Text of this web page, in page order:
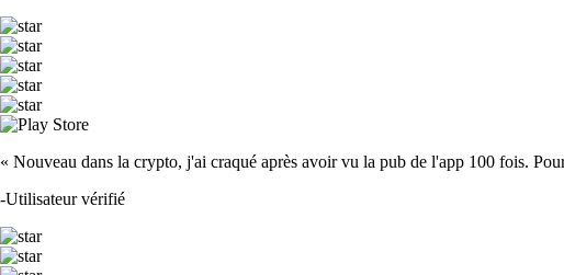
« Nouveau dans la crypto, j'ai craqué après avoir vu la pub de l'app 100 fois.
-Utilisateur vérifié